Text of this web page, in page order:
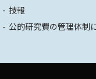
技報
公的研究費の管理体制